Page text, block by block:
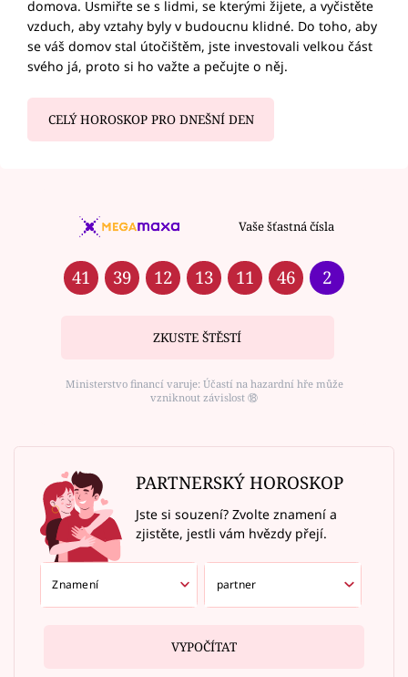
domova. Usmiřte se s lidmi, se kterými žijete, a vyčistěte
vzduch, aby vztahy byly v budoucnu klidné. Do toho, aby
se váš domov stal útočištěm, jste investovali velkou část
svého já, proto si ho važte a pečujte o něj.
CELÝ HOROSKOP PRO DNEŠNÍ DEN
Vaše šťastná čísla
41 39 12 13 11 46 2
ZKUSTE ŠTĚSTÍ
Ministerstvo financí varuje: Účastí na hazardní hře může
vzniknout závislost ⑱
PARTNERSKÝ HOROSKOP
Jste si souzení? Zvolte znamení a
zjistěte, jestli vám hvězdy přejí.
VYPOČÍTAT